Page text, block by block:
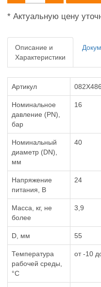
* Актуальную цену
Описание и
Характеристики
Артикул
Номинальное
давление (PN),
бар
16
Номинальный
диаметр (DN),
мм
40
Напряжение
питания, В
24
Масса, кг, не
более
3,9
D, мм 55
Температура
рабочей среды,
°С
от -10